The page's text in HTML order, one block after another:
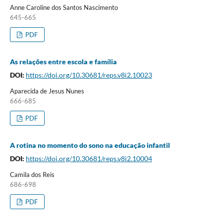
Anne Caroline dos Santos Nascimento
645-665
PDF
As relações entre escola e família
DOI: https://doi.org/10.30681/reps.v8i2.10023
Aparecida de Jesus Nunes
666-685
PDF
A rotina no momento do sono na educação infantil
DOI: https://doi.org/10.30681/reps.v8i2.10004
Camila dos Reis
686-698
PDF